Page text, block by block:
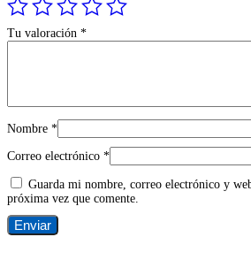
Tu valoración *
Nombre *
Correo electrónico *
Guarda mi nombre, correo electrónico y
próxima vez que comente.